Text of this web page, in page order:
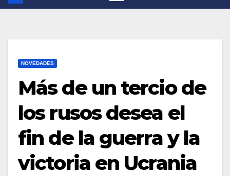
NOVEDADES
Más de un tercio de
los rusos desea el
fin de la guerra y la
victoria en Ucrania